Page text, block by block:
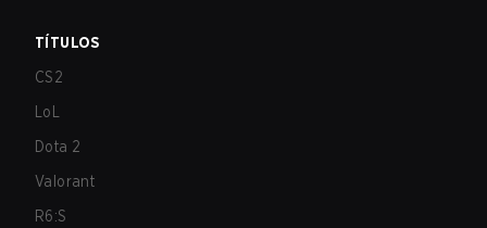
TÍTULOS
CS2
LoL
Dota 2
Valorant
R6:S